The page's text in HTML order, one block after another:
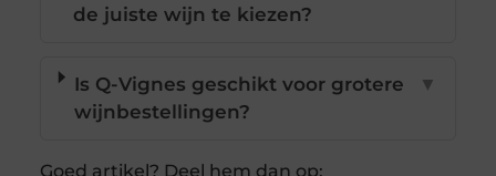
de juiste wijn te kiezen?
Is Q-Vignes geschikt voor grotere
wijnbestellingen?
▼
Goed artikel? Deel hem dan op: